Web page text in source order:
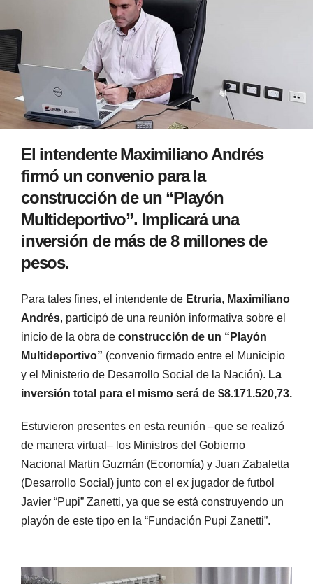
El intendente Maximiliano Andrés
firmó un convenio para la
construcción de un “Playón
Multideportivo”. Implicará una
inversión de más de 8 millones de
pesos.
Para tales fines, el intendente de Etruria, Maximiliano
Andrés, participó de una reunión informativa sobre el
inicio de la obra de construcción de un “Playón
Multideportivo” (convenio firmado entre el Municipio
y el Ministerio de Desarrollo Social de la Nación). La
inversión total para el mismo será de $8.171.520,73.
Estuvieron presentes en esta reunión –que se realizó
de manera virtual– los Ministros del Gobierno
Nacional Martin Guzmán (Economía) y Juan Zabaletta
(Desarrollo Social) junto con el ex jugador de futbol
Javier “Pupi” Zanetti, ya que se está construyendo un
playón de este tipo en la “Fundación Pupi Zanetti”.